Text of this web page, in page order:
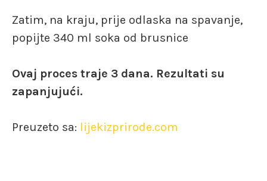
Zatim, na kraju, prije odlaska na spavanje,
popijte 340 ml soka od brusnice
Ovaj proces traje 3 dana. Rezultati su
zapanjujući.
Preuzeto sa: lijekizprirode.com